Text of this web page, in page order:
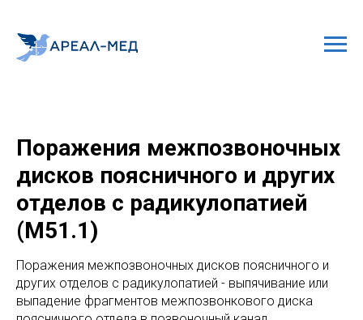
Поражения межпозвоночных
дисков поясничного и других
отделов с радикулопатией
(М51.1)
Поражения межпозвоночных дисков поясничного и
других отделов с радикулопатией - выпячивание или
выпадение фрагментов межпозвонкового диска